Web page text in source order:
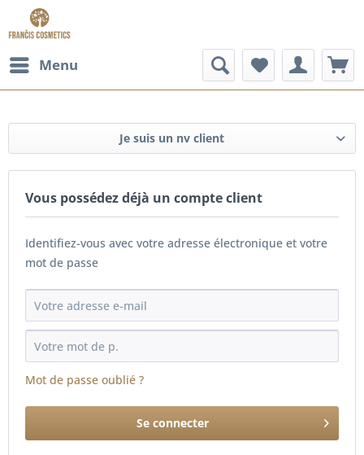
Menu
Je suis un nv client
Vous possédez déjà un compte client
Identifiez-vous avec votre adresse électronique et votre
mot de passe
Mot de passe oublié ?
Se connecter